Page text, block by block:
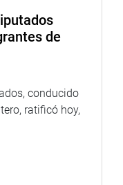
nuestra página web
de
conducido
ratificó hoy,